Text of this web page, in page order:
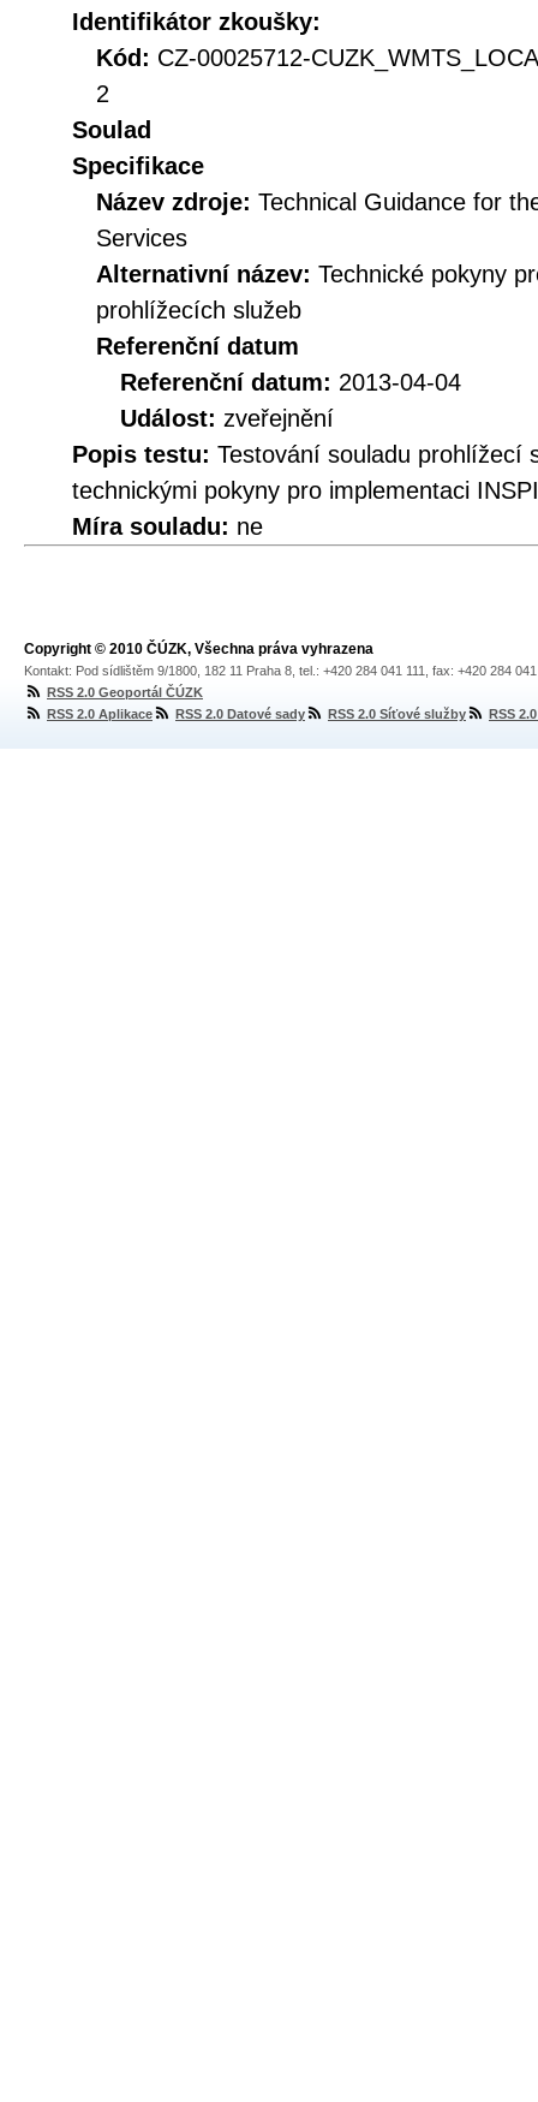
Identifikátor zkoušky:
Kód: CZ-00025712-
2
Soulad
Specifikace
Název zdroje: Technical Guidance for
Services
Alternativní název: Technické pokyny
prohlížecích služeb
Referenční datum
Referenční datum: 2013-04-04
Událost: zveřejnění
Popis testu: Testování souladu prohlížecí
technickými pokyny pro implementaci
Míra souladu: ne
Copyright © 2010 ČÚZK, Všechna práva vyhrazena
Kontakt: Pod sídlištěm 9/1800, 182 11 Praha 8, tel.: +420 284 041 111, fax: +420 284
RSS 2.0 Geoportál ČÚZK
RSS 2.0 Aplikace
RSS 2.0 Datové sady RSS 2.0 Síťové služby RSS